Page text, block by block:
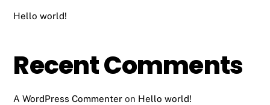
Hello world!
Recent Comments
A WordPress Commenter on Hello world!